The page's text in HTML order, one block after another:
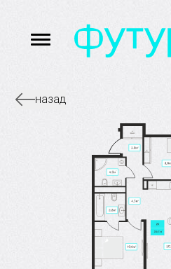
назад